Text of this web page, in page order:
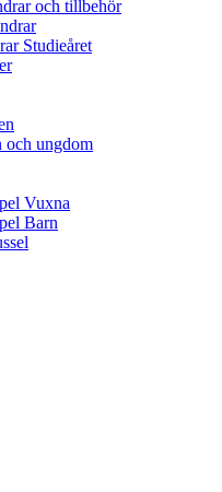
och tillbehör
Studieåret
och ungdom
Vuxna
Barn